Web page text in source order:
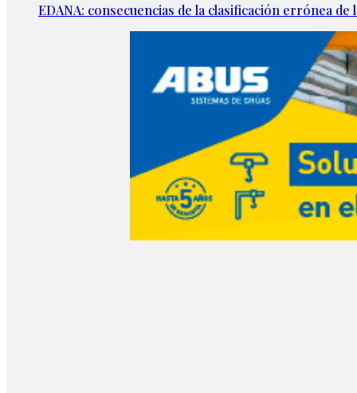
EDANA: consecuencias de la clasificación errónea